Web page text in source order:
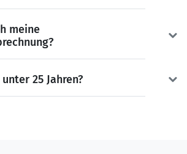
meine
25 Jahren?